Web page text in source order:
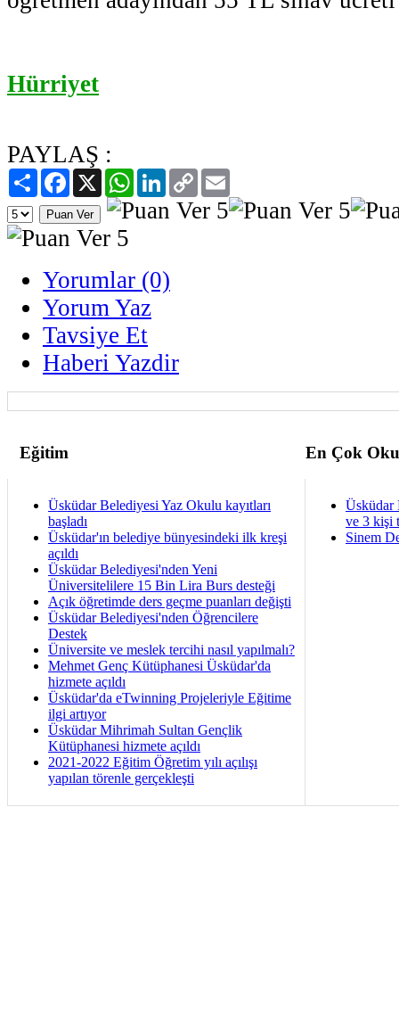
Hürriyet
PAYLAŞ :
PaylaşFacebook
X WhatsAppLinkedIn
Copy
Link
Yorumlar (0)
Yorum Yaz
Tavsiye Et
Haberi Yazdir
Eğitim En Çok
Üsküdar Belediyesi Yaz Okulu kayıtları
başladı
Üsküdar'ın belediye bünyesindeki ilk kreşi
açıldı
Üsküdar Belediyesi'nden Yeni
Üniversitelilere 15 Bin Lira Burs desteği
Açık öğretimde ders geçme puanları değişti
Üsküdar Belediyesi'nden Öğrencilere
Destek
Üniversite ve meslek tercihi nasıl yapılmalı?
Mehmet Genç Kütüphanesi Üsküdar'da
hizmete açıldı
Üsküdar'da eTwinning Projeleriyle Eğitime
ilgi artıyor
Üsküdar Mihrimah Sultan Gençlik
Kütüphanesi hizmete açıldı
2021-2022 Eğitim Öğretim yılı açılışı
yapılan törenle gerçekleşti
Üsküdar
ve 3 kişi
Sinem